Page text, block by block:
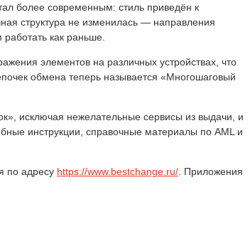
более современным: стиль приведён к
структура не изменилась — направления
как раньше.
элементов на различных устройствах, что
обмена теперь называется «Многошаговый
исключая нежелательные сервисы из выдачи, и
инструкции, справочные материалы по AML и
по адресу https://www.bestchange.ru/ . Приложения